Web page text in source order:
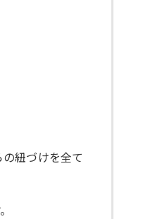
紐づけを全て